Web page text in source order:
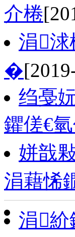
介棬
涓浗
�
绉戞
鑺傞€
姘戠
涓藉悕
涓